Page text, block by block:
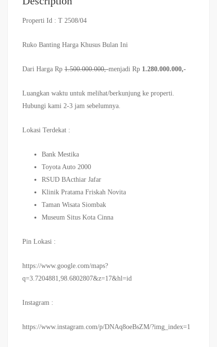
Properti Id : T 2508/04
Ruko Banting Harga Khusus Bulan Ini
Dari Harga Rp 1.500.000.000,-menjadi Rp 1.280.000.000,-
Luangkan waktu untuk melihat/berkunjung ke properti.
Hubungi kami 2-3 jam sebelumnya.
Lokasi Terdekat :
Bank Mestika
Toyota Auto 2000
RSUD BActhiar Jafar
Klinik Pratama Friskah Novita
Taman Wisata Siombak
Museum Situs Kota Cinna
Pin Lokasi :
https://www.google.com/maps?
q=3.7204881,98.6802807&z=17&hl=id
Instagram :
https://www.instagram.com/p/DNAq8oeBsZM/?img_index=1